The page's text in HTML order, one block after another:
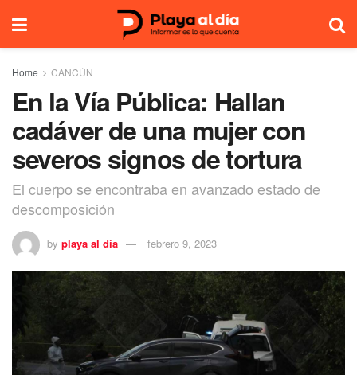
Home CANCÚN
En la Vía Pública: Hallan
cadáver de una mujer con
severos signos de tortura
El cuerpo se encontraba en avanzado estado de
descomposición
by playa al dia febrero 9, 2023